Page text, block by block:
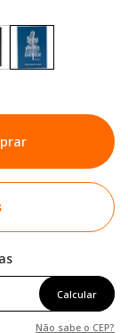
Calcular
Não sabe o CEP?